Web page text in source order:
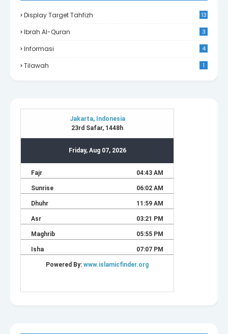
Display Target Tahfizh 13
Ibrah Al-Quran 3
Informasi 4
Tilawah 1